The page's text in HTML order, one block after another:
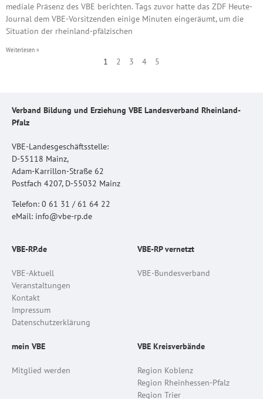
mediale Präsenz des VBE berichten. Tags zuvor hatte das ZDF Heute-
Journal dem VBE-Vorsitzenden einige Minuten eingeräumt, um die
Situation der rheinland-pfälzischen
Weiterlesen »
1 2 3 4 5
Verband Bildung und Erziehung VBE Landesverband Rheinland-
Pfalz
VBE-Landesgeschäftsstelle:
D-55118 Mainz,
Adam-Karrillon-Straße 62
Postfach 4207, D-55032 Mainz
Telefon: 0 61 31 / 61 64 22
eMail: info@vbe-rp.de
VBE-RP.de
VBE-Aktuell
Veranstaltungen
Kontakt
Impressum
Datenschutzerklärung
VBE-RP vernetzt
VBE-Bundesverband
mein VBE
Mitglied werden
VBE Kreisverbände
Region Koblenz
Region Rheinhessen-Pfalz
Region Trier